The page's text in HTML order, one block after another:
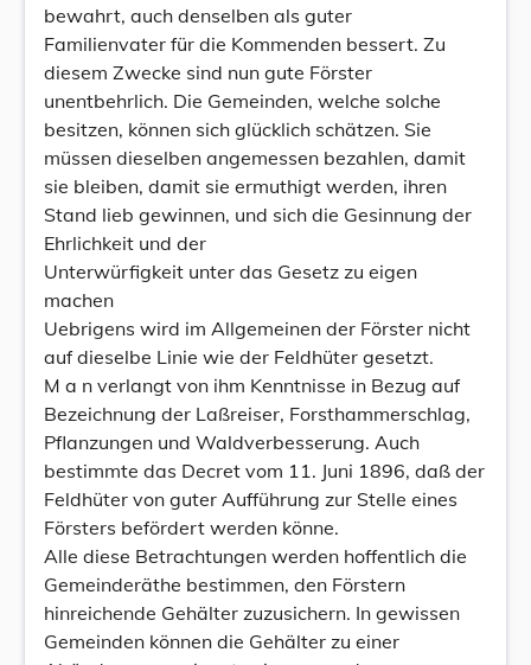
bewahrt, auch denselben als guter
Familienvater für die Kommenden bessert. Zu
diesem Zwecke sind nun gute Förster
unentbehrlich. Die Gemeinden, welche solche
besitzen, können sich glücklich schätzen. Sie
müssen dieselben angemessen bezahlen, damit
sie bleiben, damit sie ermuthigt werden, ihren
Stand lieb gewinnen, und sich die Gesinnung der
Ehrlichkeit und der
Unterwürfigkeit unter das Gesetz zu eigen
machen
Uebrigens wird im Allgemeinen der Förster nicht
auf dieselbe Linie wie der Feldhüter gesetzt.
M a n verlangt von ihm Kenntnisse in Bezug auf
Bezeichnung der Laßreiser, Forsthammerschlag,
Pflanzungen und Waldverbesserung. Auch
bestimmte das Decret vom 11. Juni 1896, daß der
Feldhüter von guter Aufführung zur Stelle eines
Försters befördert werden könne.
Alle diese Betrachtungen werden hoffentlich die
Gemeinderäthe bestimmen, den Förstern
hinreichende Gehälter zuzusichern. In gewissen
Gemeinden können die Gehälter zu einer